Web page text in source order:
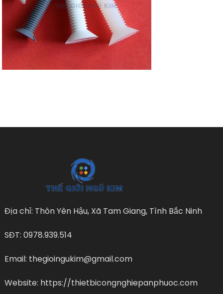
Địa chỉ: Thôn Yên Hậu, Xã Tam Giang, Tình Bắc Ninh
SĐT: 0978.939.514
Email: thegioingukim@gmail.com
Website: https://thietbicongnghiepanphuoc.com